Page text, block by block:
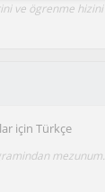
ve ögrenme hizini
için Türkçe
mezunum.